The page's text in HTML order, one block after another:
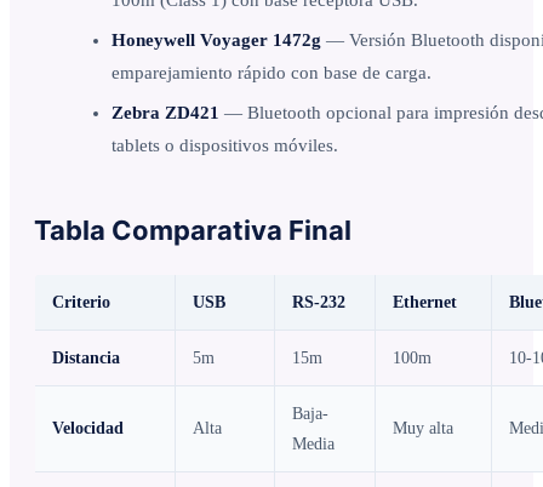
Honeywell Voyager 1472g — Versión Bluetooth
emparejamiento rápido con base de carga.
Zebra ZD421 — Bluetooth opcional para impresión
tablets o dispositivos móviles.
Tabla Comparativa Final
Criterio USB RS-232 Ethernet
Distancia 5m 15m 100m 10-
Velocidad Alta
Baja-
Media
Muy alta